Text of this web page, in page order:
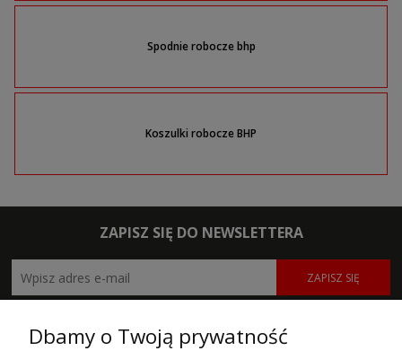
Spodnie robocze bhp
Koszulki robocze BHP
ZAPISZ SIĘ DO NEWSLETTERA
ZAPISZ SIĘ
Dbamy o Twoją prywatność